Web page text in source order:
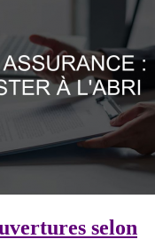
selon